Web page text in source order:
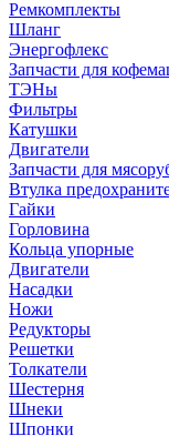
Ремкомплекты
Шланг
Энергофлекс
Запчасти для
ТЭНы
Фильтры
Катушки
Двигатели
Запчасти для
Втулка
Гайки
Горловина
Кольца упорные
Двигатели
Насадки
Ножи
Редукторы
Решетки
Толкатели
Шестерня
Шнеки
Шпонки